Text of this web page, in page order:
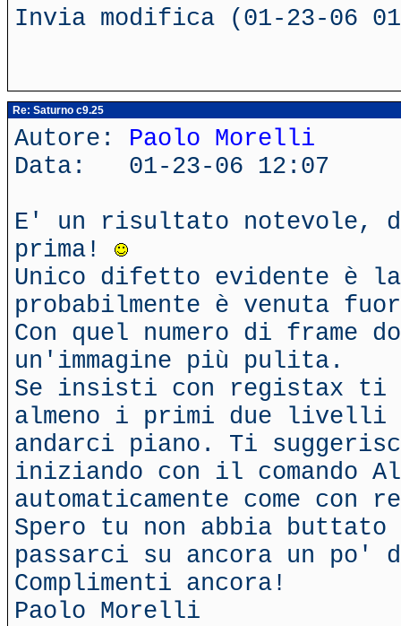
Invia modifica (01-23-06
Re: Saturno c9.25
Autore: Paolo Morelli
Data: 01-23-06 12:07
E' un risultato notevole,
prima!
Unico difetto evidente è
probabilmente è venuta
Con quel numero di frame
un'immagine più pulita.
Se insisti con registax ti
almeno i primi due livelli
andarci piano. Ti
iniziando con il comando
automaticamente come
Spero tu non abbia
passarci su ancora un po'
Complimenti ancora!
Paolo Morelli